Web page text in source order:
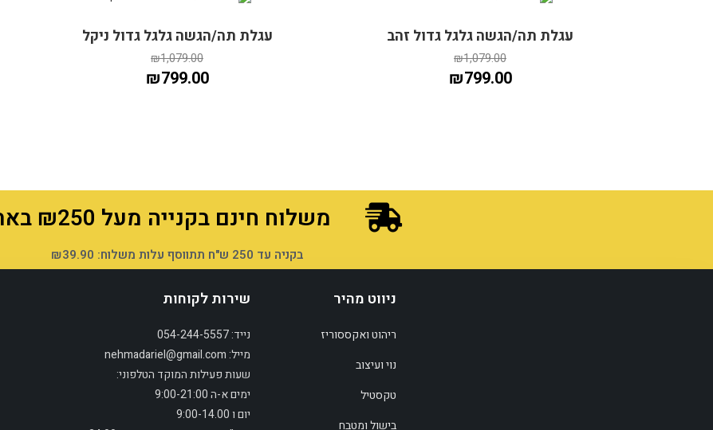
עגלת תה/הגשה גלגל גדול זהב
₪1,079.00
₪799.00
עגלת תה/הגשה גלגל גדול ניקל
₪1,079.00
₪799.00
משלוח חינם בקנייה מעל ₪250 באתר!
בקניה עד 250 ש"ח תתווסף עלות משלוח: ₪39.90
ניווט מהיר
ריהוט ואקססוריז
נוי ועיצוב
טקסטיל
בישול ומטבח
שירות לקוחות
נייד: 054-244-5557
מייל: nehmadariel@gmail.com
שעות פעילות המוקד הטלפוני:
ימים א-ה 9:00-21:00
יום ו 9:00-14.00